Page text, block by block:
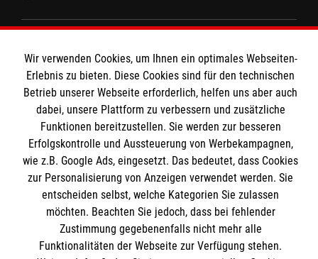
Das MBZ Westfalen
Wir Malteser
Informationen
Downloads
Kontakt
Impressum
Datenschutz
Barrierefreiheit
Malteser online
Malteserorden
Malteser International
Spendenkonto
Wir verwenden Cookies, um Ihnen ein optimales Webseiten-
Erlebnis zu bieten. Diese Cookies sind für den technischen
Betrieb unserer Webseite erforderlich, helfen uns aber auch
dabei, unsere Plattform zu verbessern und zusätzliche
Funktionen bereitzustellen. Sie werden zur besseren
Erfolgskontrolle und Aussteuerung von Werbekampagnen,
wie z.B. Google Ads, eingesetzt. Das bedeutet, dass Cookies
zur Personalisierung von Anzeigen verwendet werden. Sie
entscheiden selbst, welche Kategorien Sie zulassen
möchten. Beachten Sie jedoch, dass bei fehlender
Zustimmung gegebenenfalls nicht mehr alle
Funktionalitäten der Webseite zur Verfügung stehen.